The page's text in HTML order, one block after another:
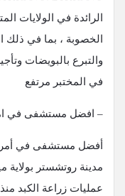
الرائدة في الولايات
الخصوبة ، بما في ذلك
والتبرع بالبويضات
في المختبر مرتفع
– افضل مستشفى في